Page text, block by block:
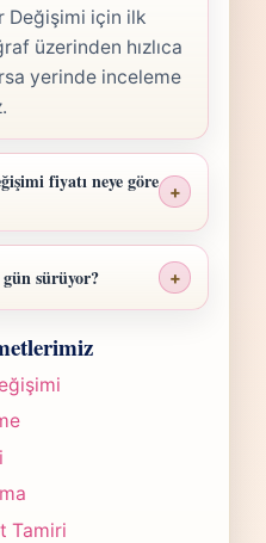
Değişimi için ilk
üzerinden hızlıca
yerinde inceleme
fiyatı neye göre +
Değişimi fiyatı; ölçü,
ve teslim
Fotoğraf
anlaşılır bir aralık
sürüyor? +
göre
7 iş günü hedefiyle
önceden bildiririz.
Tamiri